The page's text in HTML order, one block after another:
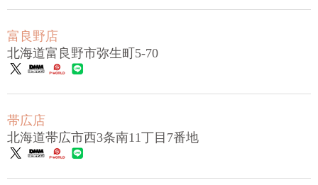
富良野店
北海道富良野市弥生町5-70
帯広店
北海道帯広市西3条南11丁目7番地